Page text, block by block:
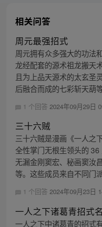
相关问答
周元最强招式
周元拥有众多强大的功法
龙经配套的源术祖龙搬天
且为上品天源术的太玄圣
后融合而成的七彩斩天葫等
1 个回答 2024年09月29日
三十六贼
三十六贼是漫画《一人之
全性掌门无根生领头的
无漏金刚窦宏、秘画窦汝
等。这些成员来自不同门
1 个回答 2024年09月23日
一人之下诸葛青招式
一人之下中诸葛青的招式